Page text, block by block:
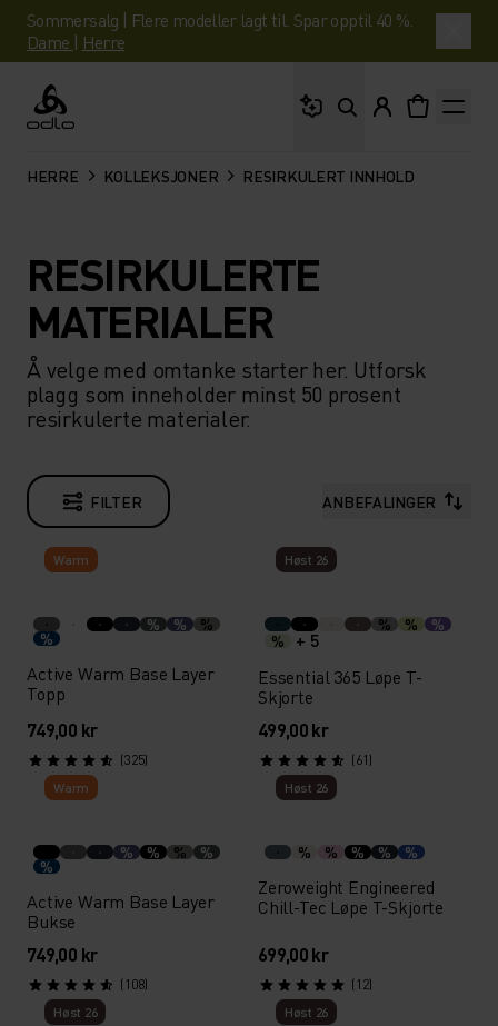
Sommersalg | Flere modeller lagt til. Spar opptil 40 %.
Dame | Herre
Odlo
HERRE KOLLEKSJONER RESIRKULERT INNHOLD
RESIRKULERTE
MATERIALER
Å velge med omtanke starter her. Utforsk
plagg som inneholder minst 50 prosent
resirkulerte materialer.
FILTER ANBEFALINGER
Warm
% % %
%
Active Warm Base Layer
Topp
749,00 kr
(325)
Høst 26
% %
%
%
+ 5
Essential 365 Løpe T-
Skjorte
499,00 kr
(61)
Warm
% % % %
%
Active Warm Base Layer
Bukse
749,00 kr
(108)
Høst 26
% % % % %
Zeroweight Engineered
Chill-Tec Løpe T-Skjorte
699,00 kr
(12)
Høst 26
Høst 26